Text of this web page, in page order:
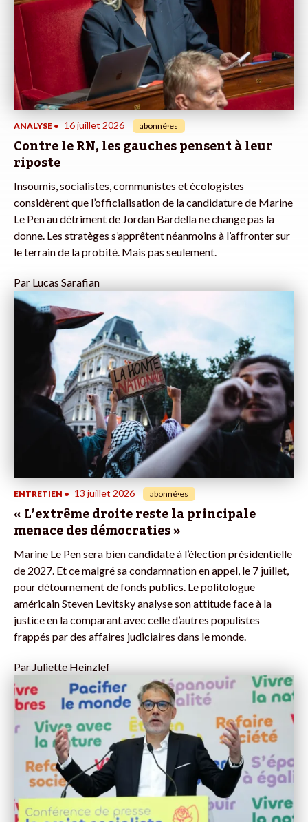
ANALYSE • 16 juillet 2026 abonné·es
Contre le RN, les gauches pensent à leur
riposte
Insoumis, socialistes, communistes et écologistes
considèrent que l’officialisation de la candidature de Marine
Le Pen au détriment de Jordan Bardella ne change pas la
donne. Les stratèges s’apprêtent néanmoins à l’affronter sur
le terrain de la probité. Mais pas seulement.
Par Lucas Sarafian
ENTRETIEN • 13 juillet 2026 abonné·es
« L’extrême droite reste la principale
menace des démocraties »
Marine Le Pen sera bien candidate à l’élection présidentielle
de 2027. Et ce malgré sa condamnation en appel, le 7 juillet,
pour détournement de fonds publics. Le politologue
américain Steven Levitsky analyse son attitude face à la
justice en la comparant avec celle d’autres populistes
frappés par des affaires judiciaires dans le monde.
ParJuliette Heinzlef